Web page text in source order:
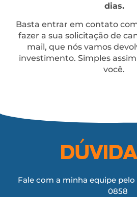
dias.
Basta entrar em contato
fazer a sua solicitação de
mail, que nós vamos
investimento. Simples
você.
Fale com a minha equipe pelo
0858